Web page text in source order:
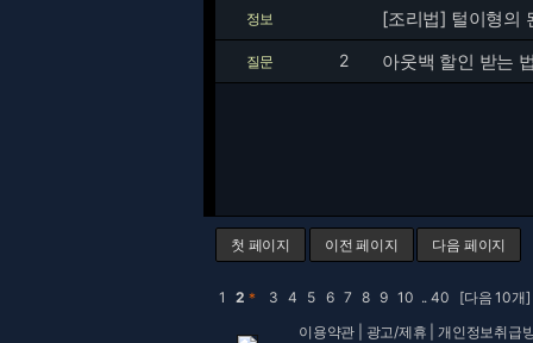
정보 [조리법] 털이형의
질문 2 아웃백 할인 받는
첫 페이지 이전 페이지 다음 페이지
1 2 ＊ 3 4 5 6 7 8 9 10 .. 40
[다음 10개]
이용약관
광고/제휴 |개인정보취급